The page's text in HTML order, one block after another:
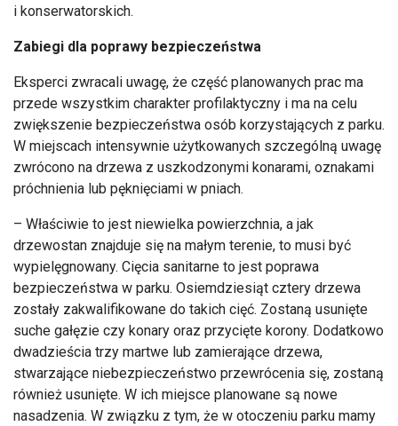
i konserwatorskich.
Zabiegi dla poprawy bezpieczeństwa
Eksperci zwracali uwagę, że część planowanych prac ma
przede wszystkim charakter profilaktyczny i ma na celu
zwiększenie bezpieczeństwa osób korzystających z parku.
W miejscach intensywnie użytkowanych szczególną uwagę
zwrócono na drzewa z uszkodzonymi konarami, oznakami
próchnienia lub pęknięciami w pniach.
– Właściwie to jest niewielka powierzchnia, a jak
drzewostan znajduje się na małym terenie, to musi być
wypielęgnowany. Cięcia sanitarne to jest poprawa
bezpieczeństwa w parku. Osiemdziesiąt cztery drzewa
zostały zakwalifikowane do takich cięć. Zostaną usunięte
suche gałęzie czy konary oraz przycięte korony. Dodatkowo
dwadzieścia trzy martwe lub zamierające drzewa,
stwarzające niebezpieczeństwo przewrócenia się, zostaną
również usunięte. W ich miejsce planowane są nowe
nasadzenia. W związku z tym, że w otoczeniu parku mamy